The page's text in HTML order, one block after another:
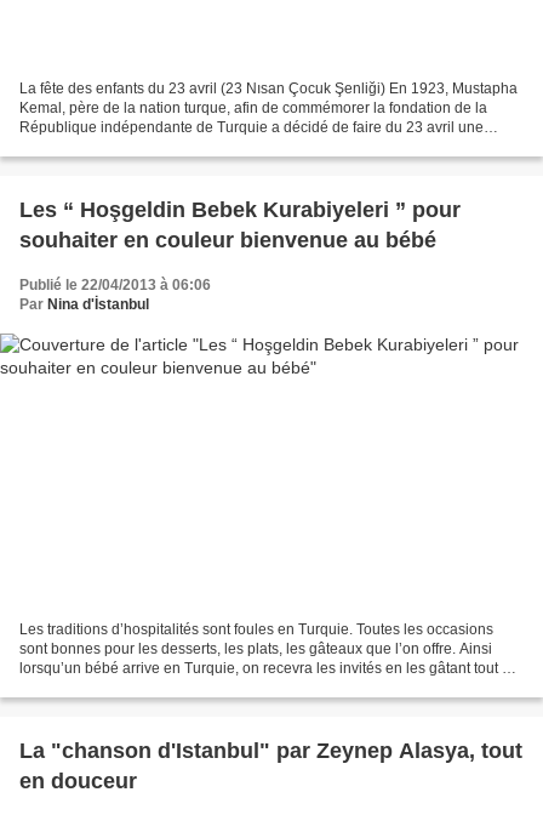
La fête des enfants du 23 avril (23 Nısan Çocuk Şenliği) En 1923, Mustapha
Kemal, père de la nation turque, afin de commémorer la fondation de la
République indépendante de Turquie a décidé de faire du 23 avril une
Les “ Hoşgeldin Bebek Kurabiyeleri ” pour
souhaiter en couleur bienvenue au bébé
Publié le 22/04/2013 à 06:06
Par Nina d'İstanbul
Les traditions d’hospitalités sont foules en Turquie. Toutes les occasions
sont bonnes pour les desserts, les plats, les gâteaux que l’on offre. Ainsi
lorsqu’un bébé arrive en Turquie, on recevra les invités en les gâtant tout en
La "chanson d'Istanbul" par Zeynep Alasya, tout
en douceur